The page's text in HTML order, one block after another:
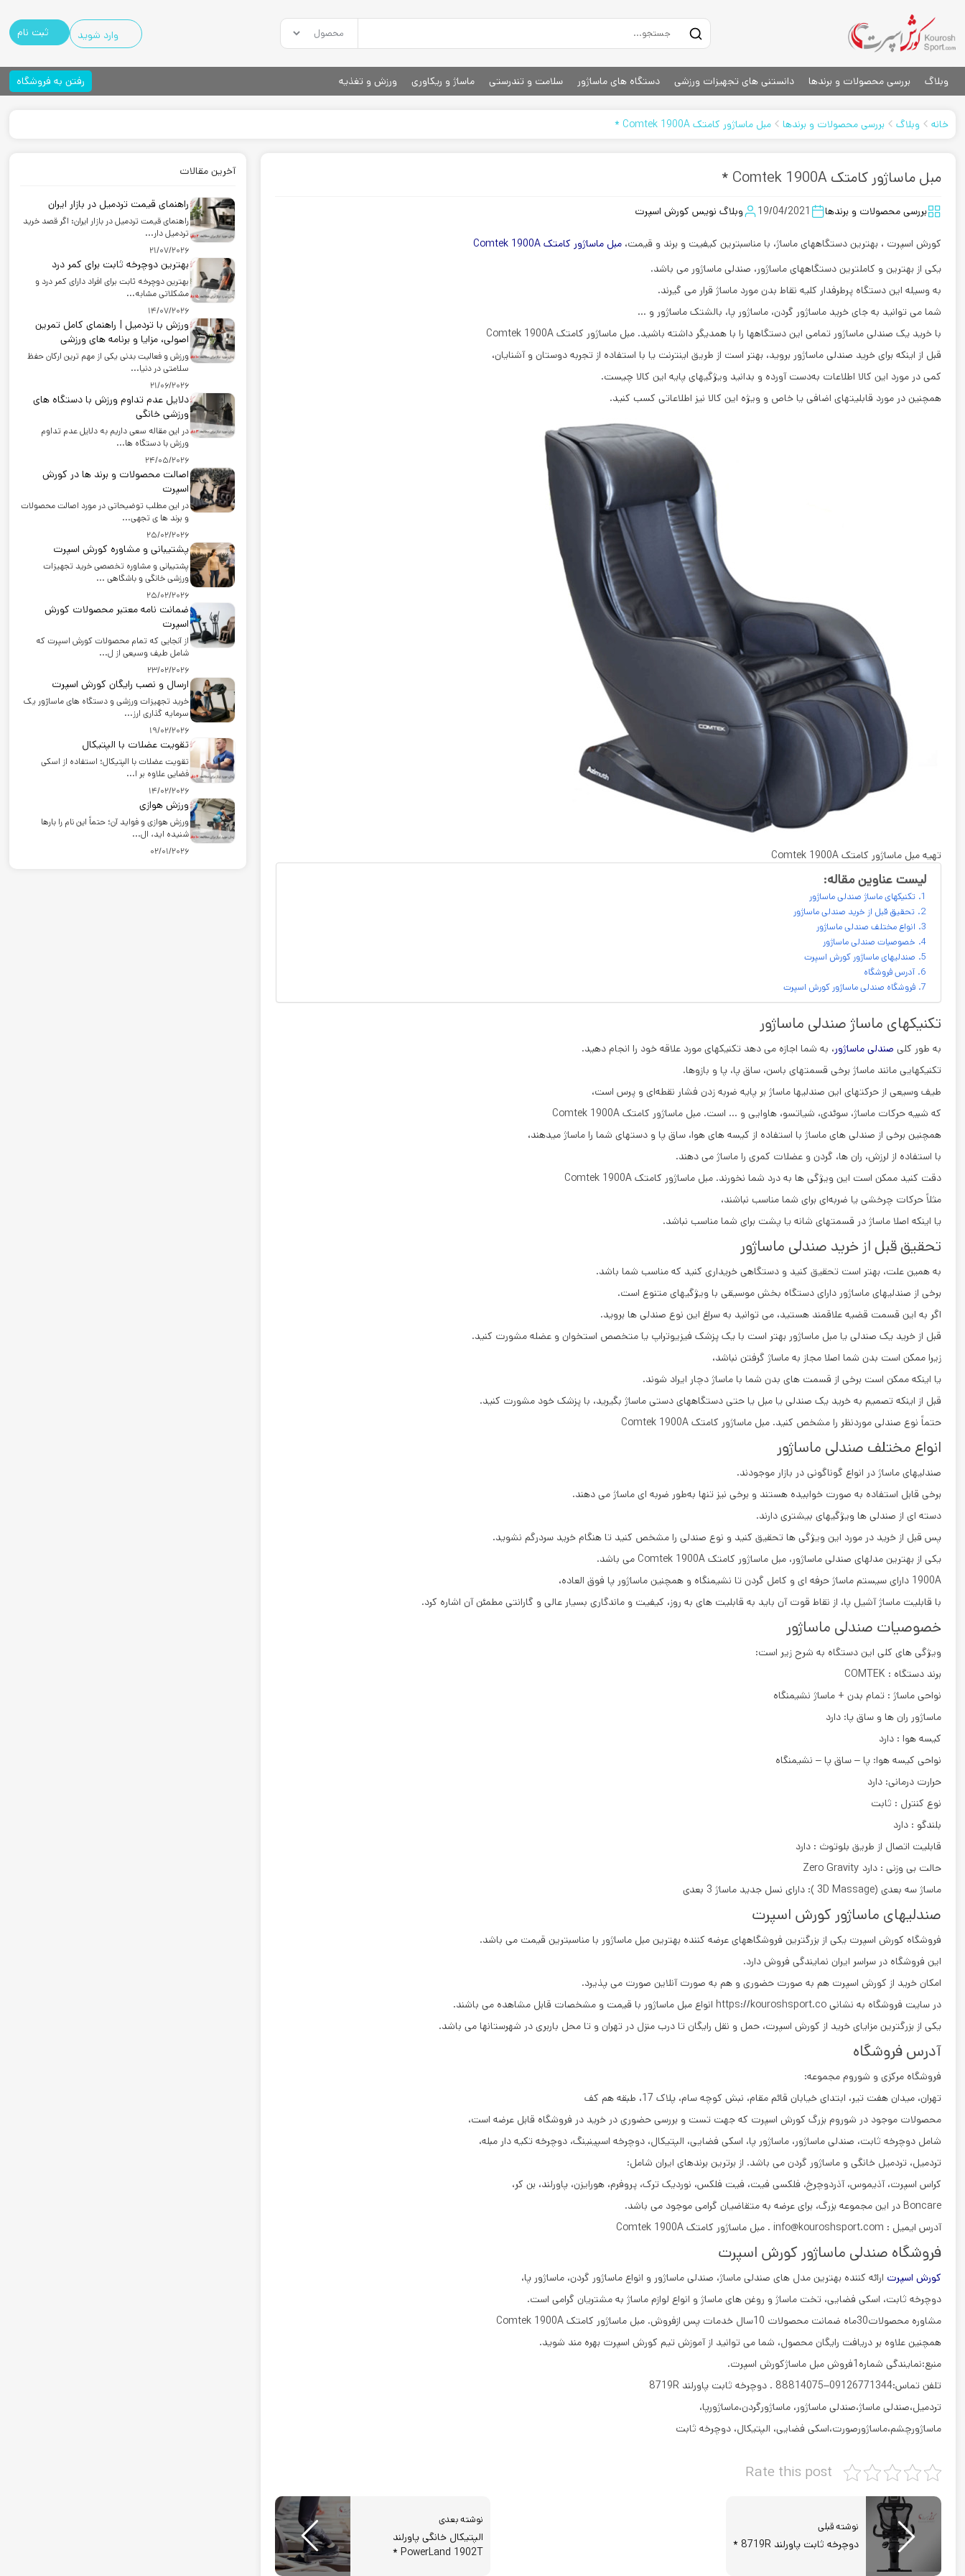
وارد شوید ثبت نام
وبلاگ بررسی محصولات و برندها دانستنی های تجهیزات ورزشی دستگاه های ماساژور سلامت و تندرستی ماساژ و ریکاوری ورزش و تغذیه رفتن به فروشگاه
خانه وبلاگ بررسی محصولات و برندها مبل ماساژور کامتک Comtek 1900A *
مبل ماساژور کامتک Comtek 1900A *
بررسی محصولات و برندها 19/04/2021 وبلاگ نویس کورش اسپرت
کورش اسپرت ، بهترین دستگاههای ماساژ، با مناسبترین کیفیت و برند و قیمت،مبل ماساژور کامتک Comtek 1900A
یکی از بهترین و کاملترین دستگاههای ماساژور، صندلی ماساژور می باشد.
به وسیله این دستگاه پرطرفدار کلیه نقاط بدن مورد ماساژ قرار می گیرند.
شما می توانید به جای خرید ماساژور گردن، ماساژور پا، بالشتک ماساژور و …
با خرید یک صندلی ماساژور تمامی این دستگاهها را با همدیگر داشته باشید. مبل ماساژور کامتک Comtek 1900A
قبل از اینکه برای خرید صندلی ماساژور بروید، بهتر است از طریق اینترنت یا با استفاده از تجربه دوستان و آشنایان،
کمی در مورد این کالا اطلاعات به‌دست آورده و بدانید ویژگیهای پایه این کالا چیست.
همچنین در مورد قابلیتهای اضافی یا خاص و ویژه این کالا نیز اطلاعاتی کسب کنید.
تهیه مبل ماساژور کامتک Comtek 1900A
لیست عناوین مقاله:
تکنیکهای ماساژ صندلی ماساژور
تحقیق قبل از خرید صندلی ماساژور
انواع مختلف صندلی ماساژور
خصوصیات صندلی ماساژور
صندلیهای ماساژور کورش اسپرت
آدرس فروشگاه
فروشگاه صندلی ماساژور کورش اسپرت
تکنیکهای ماساژ صندلی ماساژور
به طور کلی صندلی ماساژور، به شما اجازه می ‌دهد تکنیکهای مورد علاقه خود را انجام دهید.
تکنیکهایی مانند ماساژ برخی قسمتهای باسن، ساق پا، پا و بازوها.
طیف وسیعی از حرکتهای این صندلیها ماساژ بر پایه ضربه زدن فشار نقطه‌ای و پرس است،
که شبیه حرکات ماساژ، سوئدی، شیاتسو، هاوایی و … است. مبل ماساژور کامتک Comtek 1900A
همچنین برخی از صندلی ‌های ماساژ با استفاده از کیسه‌ های هوا، ساق پا و دستهای شما را ماساژ میدهند،
با استفاده از لرزش، ران ‌ها، گردن و عضلات کمری را ماساژ می ‌دهند.
دقت کنید ممکن است این ویژگی ‌ها به درد شما نخورند. مبل ماساژور کامتک Comtek 1900A
مثلاً حرکات چرخشی یا ضربه‌ای برای شما مناسب نباشند،
یا اینکه اصلا ماساژ در قسمتهای شانه یا پشت برای شما مناسب نباشد.
تحقیق قبل از خرید صندلی ماساژور
به همین علت، بهتر است تحقیق کنید و دستگاهی خریداری کنید که مناسب شما باشد.
برخی از صندلیهای ماساژور دارای دستگاه بخش موسیقی با ویژگیهای متنوع است.
اگر به این قسمت قضیه علاقمند هستید، می ‌توانید به سراغ این نوع صندلی‌ ها بروید.
قبل از خرید یک صندلی یا مبل ماساژور بهتر است با یک پزشک فیزیوتراپ یا متخصص استخوان و عضله مشورت کنید.
زیرا ممکن است بدن شما اصلا مجاز به ماساژ گرفتن نباشد،
یا اینکه ممکن است برخی از قسمت ‌های بدن شما با ماساژ دچار ایراد شوند.
قبل از اینکه تصمیم به خرید یک صندلی یا مبل یا حتی دستگاههای دستی ماساژ بگیرید، با پزشک خود مشورت کنید.
حتماً نوع صندلی موردنظر را مشخص کنید. مبل ماساژور کامتک Comtek 1900A
انواع مختلف صندلی ماساژور
صندلیهای ماساژ در انواع گوناگونی در بازار موجودند.
برخی قابل استفاده به صورت خوابیده هستند و برخی نیز تنها به‌طور ضربه‌ ای ماساژ می ‌دهند.
دسته ‌ای از صندلی‌ ها ویژگیهای بیشتری دارند.
پس قبل از خرید در مورد این ویژگی ‌ها تحقیق کنید و نوع صندلی را مشخص کنید تا هنگام خرید سردرگم نشوید.
یکی از بهترین مدلهای صندلی ماساژور، مبل ماساژور کامتک Comtek 1900A می باشد.
1900A دارای سیستم ماساژ حرفه ای و کامل گردن تا نشیمنگاه و همچنین ماساژور پا فوق العاده،
با قابلیت ماساژ آشیل پا، از نقاط قوت آن باید به قابلیت های به روز، کیفیت و ماندگاری بسیار عالی و گارانتی مطمئن آن اشاره کرد.
خصوصیات صندلی ماساژور
ویژگی های کلی این دستگاه به شرح زیر است:
برند دستگاه : COMTEK
نواحی ماساژ : تمام بدن + ماساژ نشیمنگاه
ماساژور ران ها و ساق پا: دارد
کیسه هوا : دارد
نواحی کیسه هوا: پا – ساق پا – نشیمنگاه
حرارت درمانی: دارد
نوع کنترل : ثابت
بلندگو : دارد
قابلیت اتصال از طریق بلوتوث : دارد
حالت بی وزنی : دارد Zero Gravity
ماساژ سه بعدی (3D Massage ): دارای نسل جدید ماساژ 3 بعدی
صندلیهای ماساژور کورش اسپرت
فروشگاه کورش اسپرت یکی از بزرگترین فروشگاههای عرضه کننده بهترین مبل ماساژور با مناسبترین قیمت می باشد.
این فروشگاه در سراسر ایران نمایندگی فروش دارد.
امکان خرید از کورش اسپرت هم به صورت حضوری و هم به صورت آنلاین صورت می پذیرد.
در سایت فروشگاه به نشانی https://kouroshsport.co انواع مبل ماساژور با قیمت و مشخصات قابل مشاهده می باشند.
یکی از بزرگترین مزایای خرید از کورش اسپرت، حمل و نقل رایگان تا درب منزل در تهران و تا محل باربری در شهرستانها می باشد.
آدرس فروشگاه
فروشگاه مرکزی و شوروم مجموعه:
تهران، میدان هفت تیر، ابتدای خیابان قائم مقام، نبش کوچه سام، پلاک 17، طبقه هم کف
محصولات موجود در شوروم بزرگ کورش اسپرت که جهت تست و بررسی حضوری در خرید در فروشگاه قابل عرضه است،
شامل دوچرخه ثابت، صندلی ماساژور، ماساژور پا، اسکی فضایی، الپتیکال، دوچرخه اسپینینگ، دوچرخه تکیه دار مبله،
تردمیل، تردمیل خانگی و ماساژور گردن می باشد. از برترین برندهای ایران شامل:
کراس اسپرت، آذیموس، آذردوچرخ، فلکسی فیت، فیت فلکس، نوردیک ترک، پروفرم، هورایزن، پاورلند، بن کر،
Boncare در این مجموعه بزرگ، برای عرضه به متقاضیان گرامی موجود می باشد.
آدرس ایمیل : info@kouroshsport.com . مبل ماساژور کامتک Comtek 1900A
فروشگاه صندلی ماساژور کورش اسپرت
کورش اسپرت ارائه کننده بهترین مدل های صندلی ماساژ، صندلی ماساژور و انواع ماساژور گردن، ماساژور پا،
دوچرخه ثابت، اسکی فضایی، تخت ماساژ و روغن های ماساژ و انواع لوازم ماساژ به مشتریان گرامی است.
مشاوره محصولات30ماه ضمانت محصولات 10سال خدمات پس ازفروش. مبل ماساژور کامتک Comtek 1900A
همچنین علاوه بر دریافت رایگان محصول، شما می توانید از آموزش تیم کورش اسپرت بهره مند شوید.
منبع:نمایندگی شماره1فروش مبل ماساژکورش اسپرت.
تلفن تماس:09126771344–88814075 . دوچرخه ثابت پاورلند 8719R
تردمیل،صندلی ماساژ،صندلی ماساژور، ماساژورگردن،ماساژورپا،
ماساژورچشم،ماساژورصورت،اسکی فضایی، الپتیکال، دوچرخه ثابت
Rate this post
نوشته قبلی
دوچرخه ثابت پاورلند 8719R *
نوشته بعدی
الپتیکال خانگی پاورلند
PowerLand 1902T *
آخرین مقالات
راهنمای قیمت تردمیل در بازار ایران
راهنمای قیمت تردمیل در بازار ایران: اگر قصد خرید
تردمیل دار...
21/07/2026
بهترین دوچرخه ثابت برای کمر درد
بهترین دوچرخه ثابت برای افراد دارای کمر درد و
مشکلاتی مشابه...
14/07/2026
ورزش با تردمیل | راهنمای کامل تمرین
اصولی، مزایا و برنامه های ورزشی
ورزش و فعالیت بدنی یکی از مهم ترین ارکان حفظ
سلامتی در دنیا...
21/06/2026
دلایل عدم تداوم ورزش با دستگاه های
ورزشی خانگی
در این مقاله سعی داریم به دلایل عدم تداوم
ورزش با دستگاه ها...
24/05/2026
اصالت محصولات و برند ها در کورش
اسپرت
در این مطلب توضیحاتی در مورد اصالت محصولات
و برند ها ی تجهی...
25/02/2026
پشتیبانی و مشاوره کورش اسپرت
پشتیبانی و مشاوره تخصصی خرید تجهیزات
ورزشی خانگی و باشگاهی ...
25/02/2026
ضمانت نامه معتبر محصولات کورش
اسپرت
از آنجایی که تمام محصولات کورش اسپرت که
شامل طیف وسیعی از ل...
23/02/2026
ارسال و نصب رایگان کورش اسپرت
خرید تجهیزات ورزشی و دستگاه های ماساژور یک
سرمایه گذاری ارز...
19/02/2026
تقویت عضلات با الپتیکال
تقویت عضلات با الپتیکال؛ استفاده از اسکی
فضایی علاوه بر ا...
14/02/2026
ورزش هوازی
ورزش هوازی و فواید آن؛ حتماً این نام را بارها
شنیده اید، ال...
02/01/2026